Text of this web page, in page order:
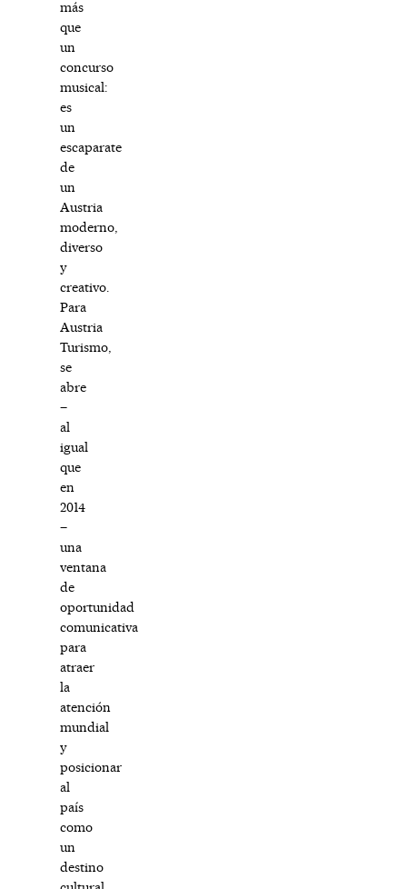
más
que
un
concurso
musical:
es
un
escaparate
de
un
Austria
moderno,
diverso
y
creativo.
Para
Austria
Turismo,
se
abre
–
al
igual
que
en
2014
–
una
ventana
de
oportunidad
comunicativa
para
atraer
la
atención
mundial
y
posicionar
al
país
como
un
destino